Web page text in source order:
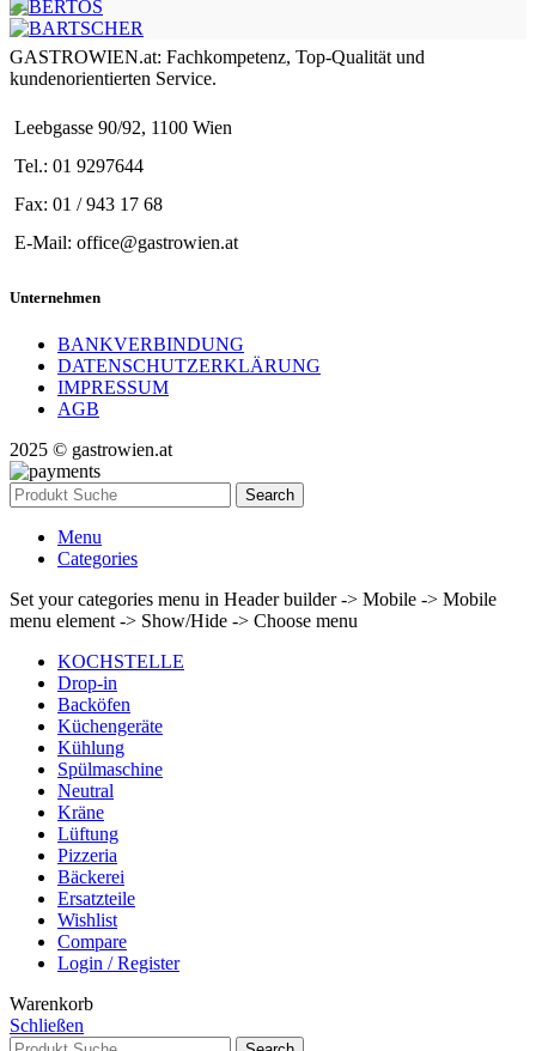
GASTROWIEN.at: Fachkompetenz, Top-Qualität und
kundenorientierten Service.
Leebgasse 90/92, 1100 Wien
Tel.: 01 9297644
Fax: 01 / 943 17 68
E-Mail: office@gastrowien.at
Unternehmen
BANKVERBINDUNG
DATENSCHUTZERKLÄRUNG
IMPRESSUM
AGB
2025 © gastrowien.at
Search
Menu
Categories
Set your categories menu in Header builder -> Mobile -> Mobile
menu element -> Show/Hide -> Choose menu
KOCHSTELLE
Drop-in
Backöfen
Küchengeräte
Kühlung
Spülmaschine
Neutral
Kräne
Lüftung
Pizzeria
Bäckerei
Ersatzteile
Wishlist
Compare
Login / Register
Warenkorb
Schließen